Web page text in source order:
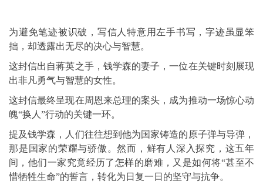
为避免笔迹被识破，写信人特意用左手书写，字迹虽显笨
拙，却透露出无尽的决心与智慧。
这封信出自蒋英之手， 钱学森的妻子，一位在关键时刻展现
出非凡勇气与智慧的女性。
这封信最终呈现在周恩来总理的案头，成为推动一场惊心动
魄“换人”行动的关键一环。
提及钱学森，人们往往想到他为国家铸造的原子弹与导弹，
那是国家的荣耀与骄傲。然而，鲜有人深入探究，这五年
间，他们一家究竟经历了怎样的磨难，又是如何将“甚至不
惜牺牲生命”的誓言，转化为日复一日的坚守与抗争。